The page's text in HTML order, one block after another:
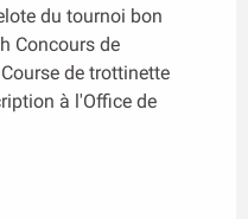
du tournoi bon
Concours de
de trottinette
à l'Office de